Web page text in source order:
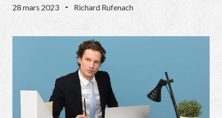
28 mars 2023 Richard Rufenach